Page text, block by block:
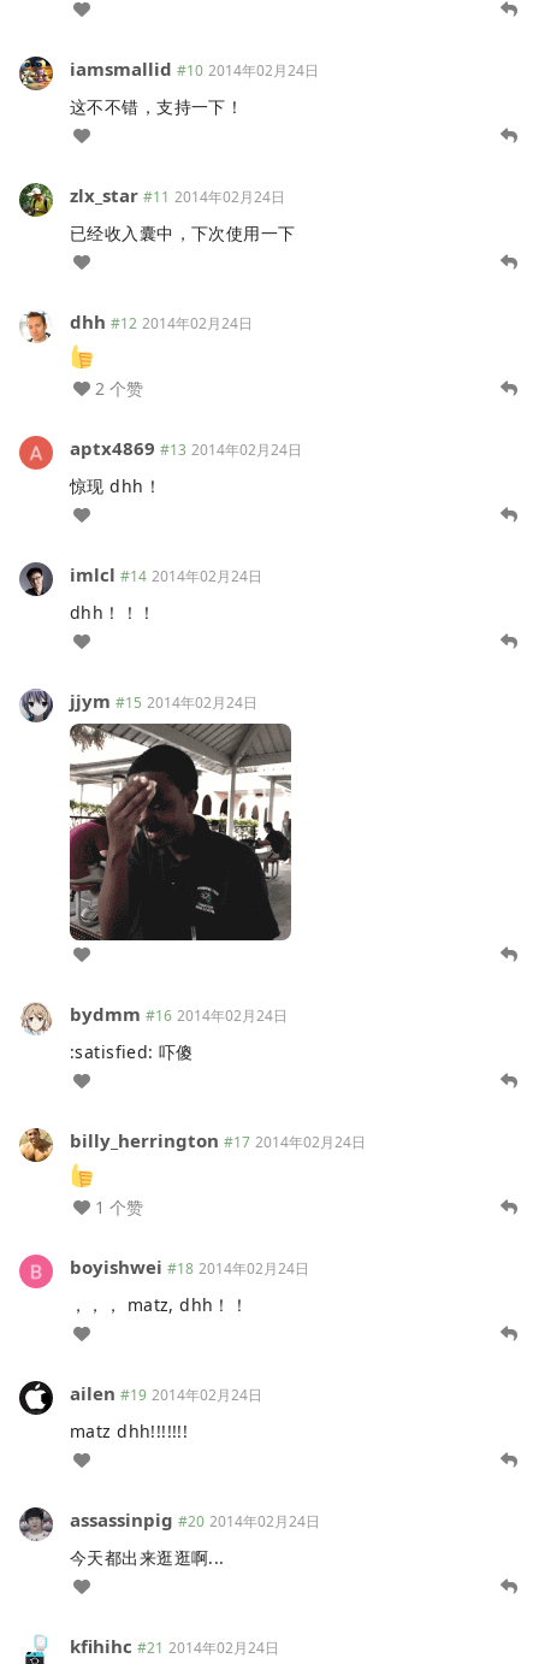
iamsmallid #10 2014年02月24日
这不不错，支持一下！
zlx_star #11 2014年02月24日
已经收入囊中，下次使用一下
dhh #12 2014年02月24日
2 个赞
aptx4869 #13 2014年02月24日
惊现 dhh！
imlcl #14 2014年02月24日
dhh！！！
jjym #15 2014年02月24日
bydmm #16 2014年02月24日
:satisfied: 吓傻
billy_herrington #17 2014年02月24日
1 个赞
boyishwei #18 2014年02月24日
，，， matz, dhh！！
ailen #19 2014年02月24日
matz dhh!!!!!!!
assassinpig #20 2014年02月24日
今天都出来逛逛啊...
kfihihc #21 2014年02月24日